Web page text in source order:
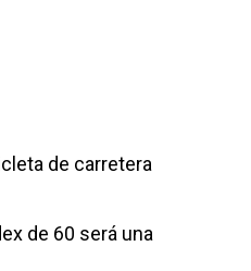
de carretera
de 60 será una